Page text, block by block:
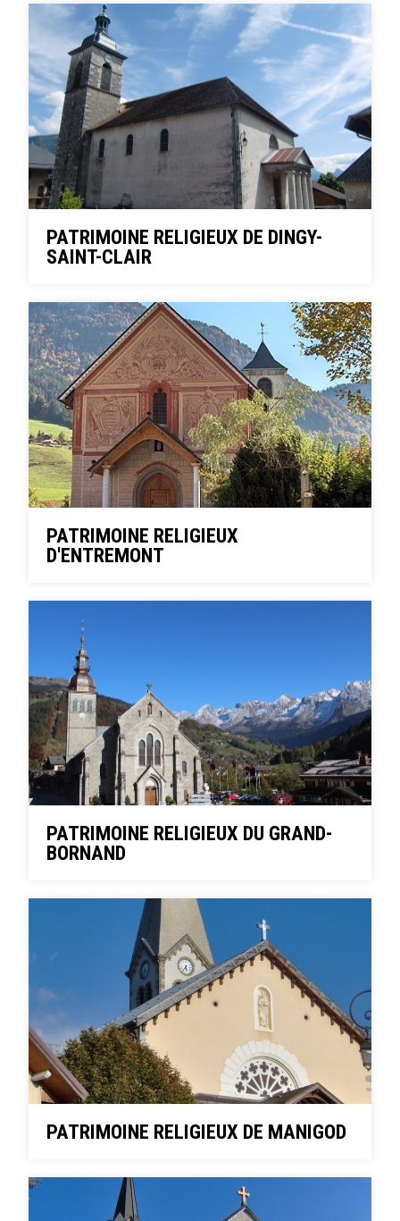
PATRIMOINE RELIGIEUX DE DINGY-
SAINT-CLAIR
PATRIMOINE RELIGIEUX
D'ENTREMONT
PATRIMOINE RELIGIEUX DU GRAND-
BORNAND
PATRIMOINE RELIGIEUX DE MANIGOD